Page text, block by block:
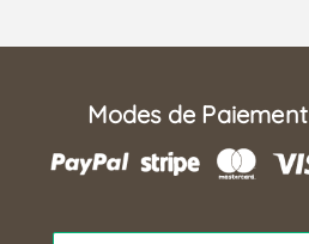
Modes de Paiement